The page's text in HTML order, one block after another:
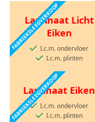
FABRIEKSLEEGVERKOOP
Laminaat Licht
Eiken
I.c.m. ondervloer
I.c.m. plinten
FABRIEKSLEEGVERKOOP
Laminaat Eiken
I.c.m. ondervloer
I.c.m. plinten